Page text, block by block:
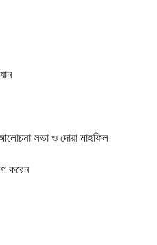
সভা ও দোয়া মাহফিল
করেন